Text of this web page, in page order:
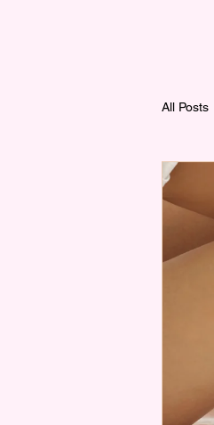
All Posts